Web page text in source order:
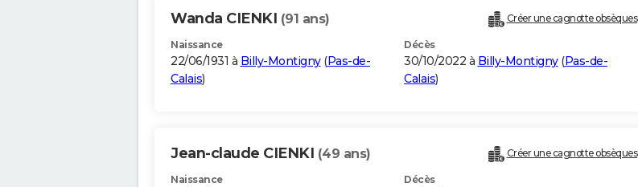
Wanda CIENKI (91 ans) Créer une cagnotte obsèques
Naissance
22/06/1931 à Billy-Montigny(Pas-de-
Calais)
Décès
30/10/2022 à Billy-Montigny(Pas-de-
Calais)
Jean-claude CIENKI (49 ans) Créer une cagnotte obsèques
Naissance Décès